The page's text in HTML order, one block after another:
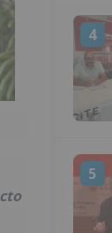
4
5